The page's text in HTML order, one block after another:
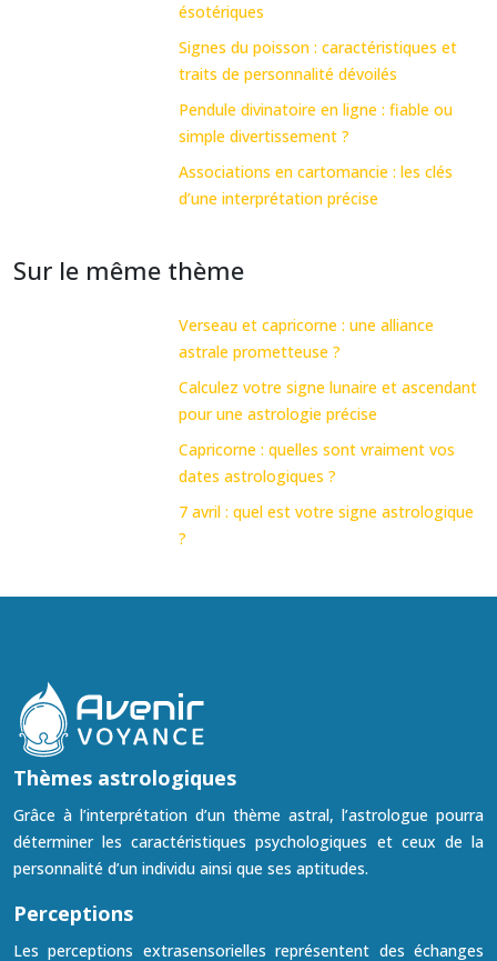
ésotériques
Signes du poisson : caractéristiques et
traits de personnalité dévoilés
Pendule divinatoire en ligne : fiable ou
simple divertissement ?
Associations en cartomancie : les clés
d’une interprétation précise
Sur le même thème
Verseau et capricorne : une alliance
astrale prometteuse ?
Calculez votre signe lunaire et ascendant
pour une astrologie précise
Capricorne : quelles sont vraiment vos
dates astrologiques ?
7 avril : quel est votre signe astrologique
?
Thèmes astrologiques
Grâce à l’interprétation d’un thème astral, l’astrologue pourra
déterminer les caractéristiques psychologiques et ceux de la
personnalité d’un individu ainsi que ses aptitudes.
Perceptions
Les perceptions extrasensorielles représentent des échanges